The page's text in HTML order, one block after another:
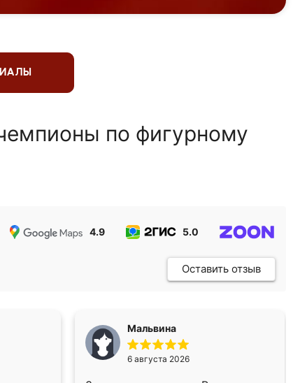
по фигурному
4.9 5.0
Оставить отзыв
Мальвина
6 августа 2026